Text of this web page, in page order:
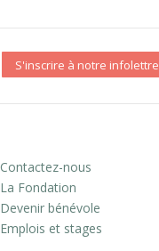
S'inscrire à notre infolettre
Contactez-nous
La Fondation
Devenir bénévole
Emplois et stages